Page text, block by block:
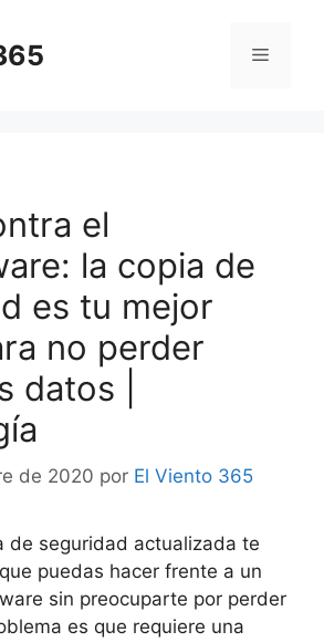
Menú
el
la copia de
es tu mejor
no perder
datos |
de 2020 por El Viento 365
de seguridad actualizada te
puedas hacer frente a un
sin preocuparte por perder
es que requiere una